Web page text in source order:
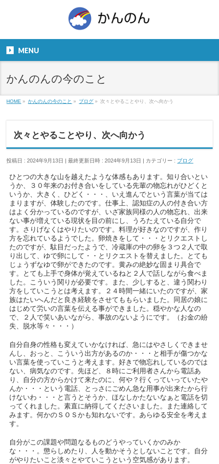
９：００～１８：００
MENU
かんのんの今のこと
HOME » かんのんの今のこと » ブログ » 次々とやることやり、次へ向かう
次々とやることやり、次へ向かう
投稿日 : 2024年9月13日 最終更新日時 : 2024年9月13日 カテゴリー : ブログ
ひとつの大きな山を越えたような体感もあります。知り合いとい
うか、３０年来のお付き合いをしている先輩の物忘れがひどくと
いうか、大きく、ひどく・・・、いえ進んでという言葉が当ては
まりますが、体験したのです。仕事上、認知症の人の付き合い方
はよく分かっているのですが、いざ家族同様の人の物忘れ、出来
ない事が増えている現状を目の前にし、うろたえている自分で
す。さりげなくはやりたいのです。料理が好きなのですが、作り
方を忘れているようでした。卵焼きをして・・・とリクエストし
たのですが、駄目だったようで、冷蔵庫の中の卵を３つ２人で取
り出して、ゆで卵にして・・とリクエストを替えました。とても
じょうずなゆで卵ができたのです。黄みの絶妙な固まり具合で
す。とても上手で身体が覚えているねと２人で話しながら食べま
した。こういう関りが必要です。また、少しすると、違う関わり
方をしていこうとは考えます。２４時間一緒にいたのですが、家
族はたいへんだと良き経験をさせてももらいました。同居の娘に
はじめて労いの言葉を伝える事ができました。穏やかな人なの
で、２人で笑いあいながら、事故のないようにです。（お金の紛
失、脱水等々・・・）
自分自身の性格も変えていかなければ、急にはやさしくできませ
んし、おっと、こういう出方があるのか・・・と相手が傷つかな
い言葉を使っていこうと考えます。好きで物忘れしているのでは
ない、病気なのです。先ほど、８時にご利用者さんから電話あ
り、自分の方からかけて来たのに、何や？行くっていっていたや
んか・・・という電話、とっさにごめん急な用事が出来たから行
けないわ・・・と言うとそうか、ほなしかたないなぁと電話を切
ってくれました。素直に納得してくださいました。また連絡して
みます。何かのＳＯＳかも知れないです。あらゆる安全を考えま
す。
自分がこの課題や問題なるものどうやっていくかのみか
な・・・。懲らしめたり、人を動かそうとしないことです。自分
がやりたいこと淡々とやていこうという空気感があります。